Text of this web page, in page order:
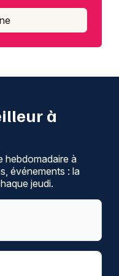
à
hebdomadaire à
événements : la
jeudi.